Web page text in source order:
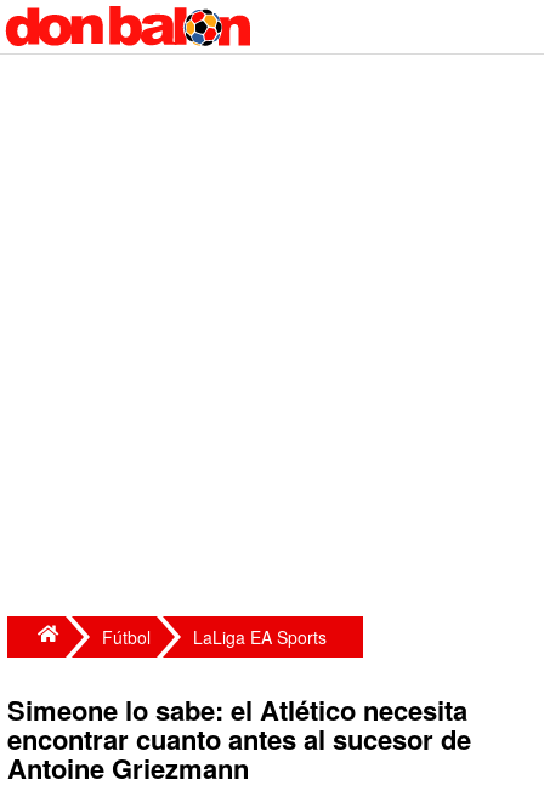
Fútbol LaLiga EA Sports
Simeone lo sabe: el Atlético necesita
encontrar cuanto antes al sucesor de
Antoine Griezmann